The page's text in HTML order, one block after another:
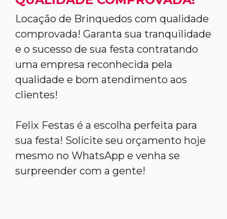
Locação de Brinquedos com qualidade
comprovada! Garanta sua tranquilidade
e o sucesso de sua festa contratando
uma empresa reconhecida pela
qualidade e bom atendimento aos
clientes!
Felix Festas é a escolha perfeita para
sua festa! Solicite seu orçamento hoje
mesmo no WhatsApp e venha se
surpreender com a gente!